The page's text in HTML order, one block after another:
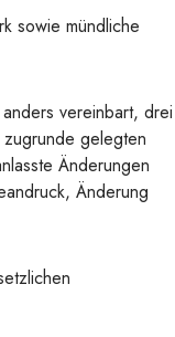
sowie mündliche
vereinbart, drei
gelegten
Änderungen
Änderung